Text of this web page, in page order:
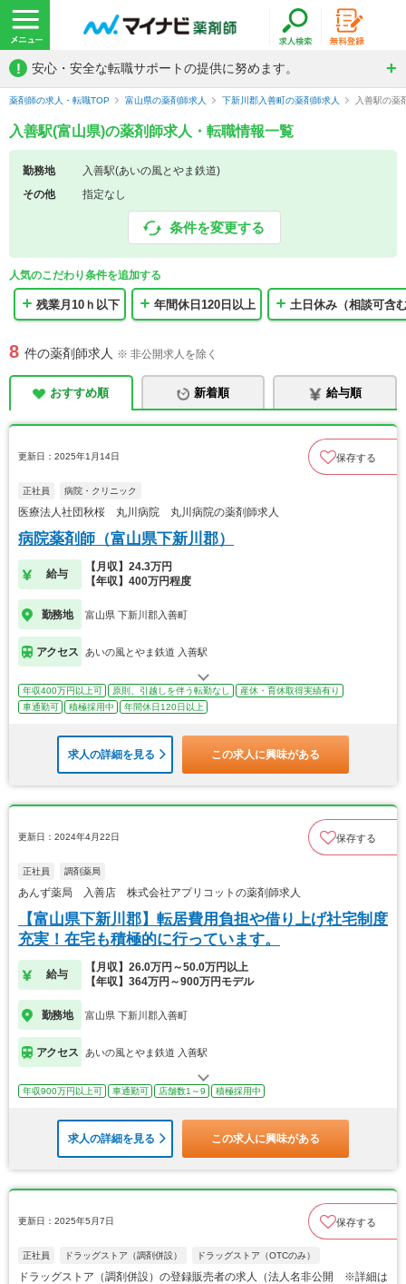
! 安心・安全な転職サポートの提供に努めます。
薬剤師の求人・転職TOP 富山県の薬剤師求人 下新川郡入善町の薬剤師求人 入善駅の薬
入善駅(富山県)の薬剤師求人・転職情報一覧
勤務地
入善駅(あいの風とやま鉄道)
その他
指定なし
条件を変更する
人気のこだわり条件を追加する
残業月10ｈ以下 年間休日120日以上 土日休み（相談可含
8 件の薬剤師求人 ※ 非公開求人を除く
おすすめ順 新着順 給与順
更新日：2025年1月14日 保存する
正社員 病院・クリニック
医療法人社団秋桜 丸川病院 丸川病院の薬剤師求人
病院薬剤師（富山県下新川郡）
給与
【月収】24.3万円
【年収】400万円程度
勤務地 富山県 下新川郡入善町
アクセス あいの風とやま鉄道 入善駅
年収400万円以上可 原則、引越しを伴う転勤なし
産休・育休取得実績有り
車通勤可
積極採用中 年間休日120日以上
求人の詳細を見る この求人に興味がある
更新日：2024年4月22日 保存する
正社員 調剤薬局
あんず薬局 入善店 株式会社アプリコットの薬剤師求人
【富山県下新川郡】転居費用負担や借り上げ社宅制度
充実！在宅も積極的に行っています。
給与
【月収】26.0万円～50.0万円以上
【年収】364万円～900万円モデル
勤務地 富山県 下新川郡入善町
アクセス あいの風とやま鉄道 入善駅
年収900万円以上可 車通勤可 店舗数1～9 積極採用中
求人の詳細を見る この求人に興味がある
更新日：2025年5月7日 保存する
正社員 ドラッグストア（調剤併設） ドラッグストア（OTCのみ）
ドラッグストア（調剤併設）の登録販売者の求人（法人名非公開 ※詳細は